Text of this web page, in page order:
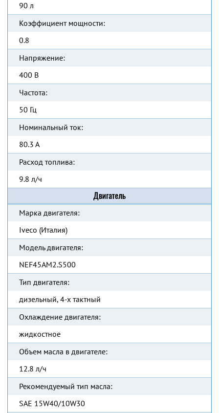
90 л
Коэффициент мощности:
0.8
Напряжение:
400 В
Частота:
50 Гц
Номинальный ток:
80.3 А
Расход топлива:
9.8 л/ч
Двигатель
Марка двигателя:
Iveco (Италия)
Модель двигателя:
NEF45AM2.S500
Тип двигателя:
дизельный, 4-х тактный
Охлаждение двигателя:
жидкостное
Объем масла в двигателе:
12.8 л/ч
Рекомендуемый тип масла:
SAE 15W40/10W30